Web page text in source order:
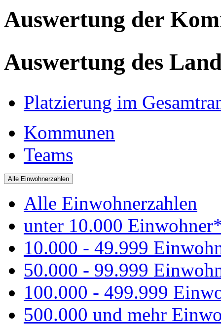
Auswertung der
Auswertung des
Platzierung im
Kommunen
Teams
Alle Einwohnerzahlen
Alle Einwohnerzahlen
unter 10.000
10.000 - 49.999
50.000 - 99.999
100.000 - 499.999
500.000 und mehr